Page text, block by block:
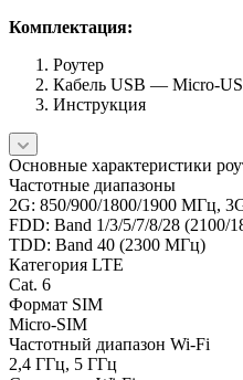
Комплектация:
Роутер
Кабель USB — Micro-
Инструкция
Основные характеристики
Частотные диапазоны
2G: 850/900/1800/1900 МГц,
FDD: Band 1/3/5/7/8/28 (2100/
TDD: Band 40 (2300 МГц)
Категория LTE
Cat. 6
Формат SIM
Micro-SIM
Частотный диапазон Wi-Fi
2,4 ГГц, 5 ГГц